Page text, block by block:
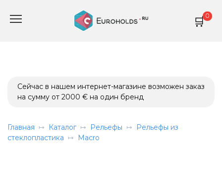
0
Сейчас в нашем интернет-магазине возможен заказ
на сумму от 2000 € на один бренд
Главная Каталог Рельефы
Рельефы из
стеклопластика
Macro